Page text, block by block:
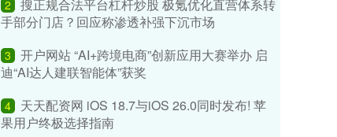
2
搜正规合法平台杠杆炒股 极氪优化直营体系转
手部分门店？回应称渗透补强下沉市场
3
开户网站 “AI+跨境电商”创新应用大赛举办 启
迪“AI达人建联智能体”获奖
4
天天配资网 iOS 18.7与iOS 26.0同时发布! 苹
果用户终极选择指南